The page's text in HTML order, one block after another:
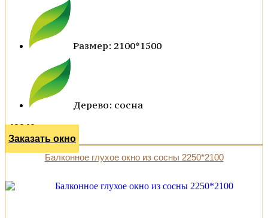
Размер: 2100*1500
Дерево: сосна
42840 р.
Заказать окно
Балконное глухое окно из сосны 2250*2100